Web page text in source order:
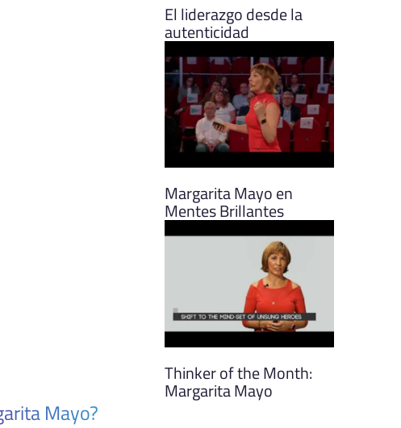
El liderazgo desde la
autenticidad
Margarita Mayo en
Mentes Brillantes
Thinker of the Month:
Margarita Mayo
Mayo?